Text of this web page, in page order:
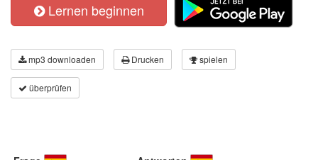
Lernen beginnen
mp3 downloaden Drucken spielen
überprüfen